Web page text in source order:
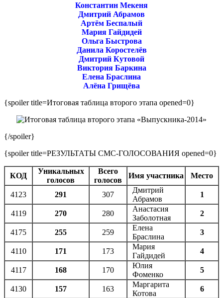
Константин Мекеня
Дмитрий Абрамов
Артём Беспалый
Мария Гайдидей
Ольга Быстрова
Данила Коростелёв
Дмитрий Кутовой
Виктория Баркина
Елена Браслина
Алёна Грищёва
{spoiler title=Итоговая таблица второго этапа opened=0}
{/spoiler}
{spoiler title=РЕЗУЛЬТАТЫ СМС-ГОЛОСОВАНИЯ opened=0}
КОД
Уникальных
голосов
Всего
голосов
Имя участника Место
4123 291 307
Дмитрий
Абрамов
1
4119 270 280
Анастасия
Заболотная
2
4175 255 259
Елена
Браслина
3
4110 171 173
Мария
Гайдидей
4
4117 168 170
Юлия
Фоменко
5
4130 157 163
Маргарита
Котова
6